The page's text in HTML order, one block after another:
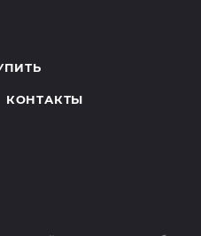
КОНТАКТЫ